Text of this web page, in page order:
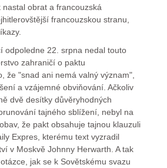
obrat a francouzská
francouzskou stranu,
22. srpna nedal touto
zahraničí o paktu
že "snad ani nemá valný význam",
a vzájemné obviňování. Ačkoliv
dvě desítky důvěryhodných
tajného sblížení, nebyl na
že pakt obsahuje tajnou klauzuli
Expres, kterému text vyzradil
v Moskvě Johnny Herwarth. A tak
jak se k Sovětskému svazu